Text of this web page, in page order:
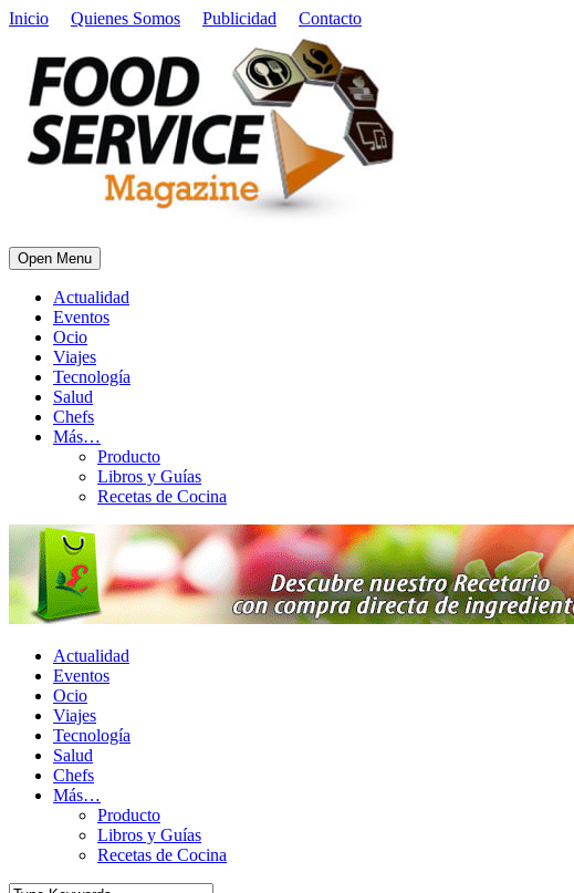
Inicio Quienes Somos Publicidad Contacto
Open Menu
Actualidad
Eventos
Ocio
Viajes
Tecnología
Salud
Chefs
Más…
Producto
Libros y Guías
Recetas de Cocina
Actualidad
Eventos
Ocio
Viajes
Tecnología
Salud
Chefs
Más…
Producto
Libros y Guías
Recetas de Cocina